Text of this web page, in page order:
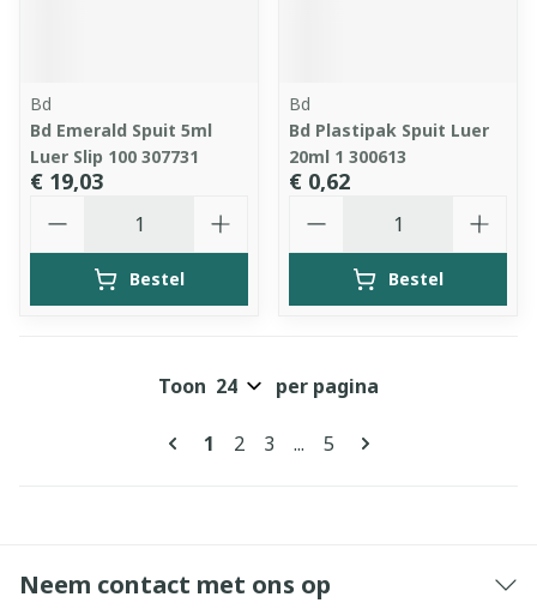
Bd
Bd Emerald Spuit 5ml
Luer Slip 100 307731
€ 19,03
Bestel
Bd
Bd Plastipak Spuit Luer
20ml 1 300613
€ 0,62
Bestel
Pagina's
U lees momenteel pagina
1 Pagina
2 Pagina
3 ... Pagina
5
Toon per pagina
Neem contact met ons op